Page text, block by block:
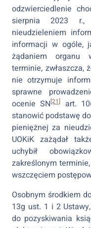
odzwierciedlenie
sierpnia 2023
nieudzieleniem
informacji w ogóle,
żądaniem organu
terminie, zwłaszcza,
nie otrzymuje
sprawne
ocenie SN[21]
art.
stanowić podstawę
pieniężnej za
UOKiK zażądał
uchybił
zakreślonym
wszczęciem
Osobnym środkiem
13g ust. 1 i 2
do pozyskiwania